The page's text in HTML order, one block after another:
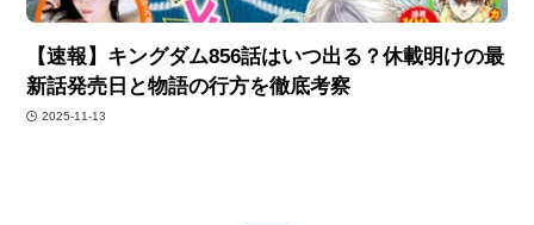
【速報】キングダム856話はいつ出る？休載明けの最
新話発売日と物語の行方を徹底考察
2025-11-13